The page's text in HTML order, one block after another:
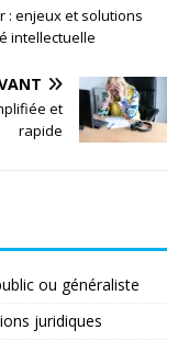
: enjeux et solutions
intellectuelle
et
rapide
ou généraliste
juridiques